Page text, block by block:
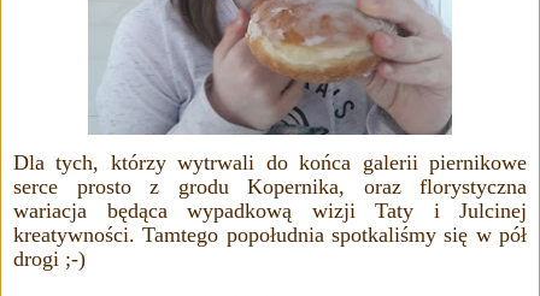
Dla tych, którzy wytrwali do końca galerii piernikowe
serce prosto z grodu Kopernika, oraz florystyczna
wariacja będąca wypadkową wizji Taty i Julcinej
kreatywności. Tamtego popołudnia spotkaliśmy się w pół
drogi ;-)